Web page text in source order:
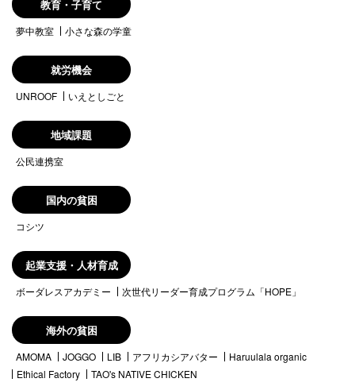
教育・子育て
夢中教室 小さな森の学童
就労機会
UNROOF いえとしごと
地域課題
公民連携室
国内の貧困
コシツ
起業支援・人材育成
ボーダレスアカデミー 次世代リーダー育成プログラム「HOPE」
海外の貧困
AMOMA JOGGO LIB アフリカシアバター
Haruulala organic
Ethical Factory
TAO's NATIVE CHICKEN